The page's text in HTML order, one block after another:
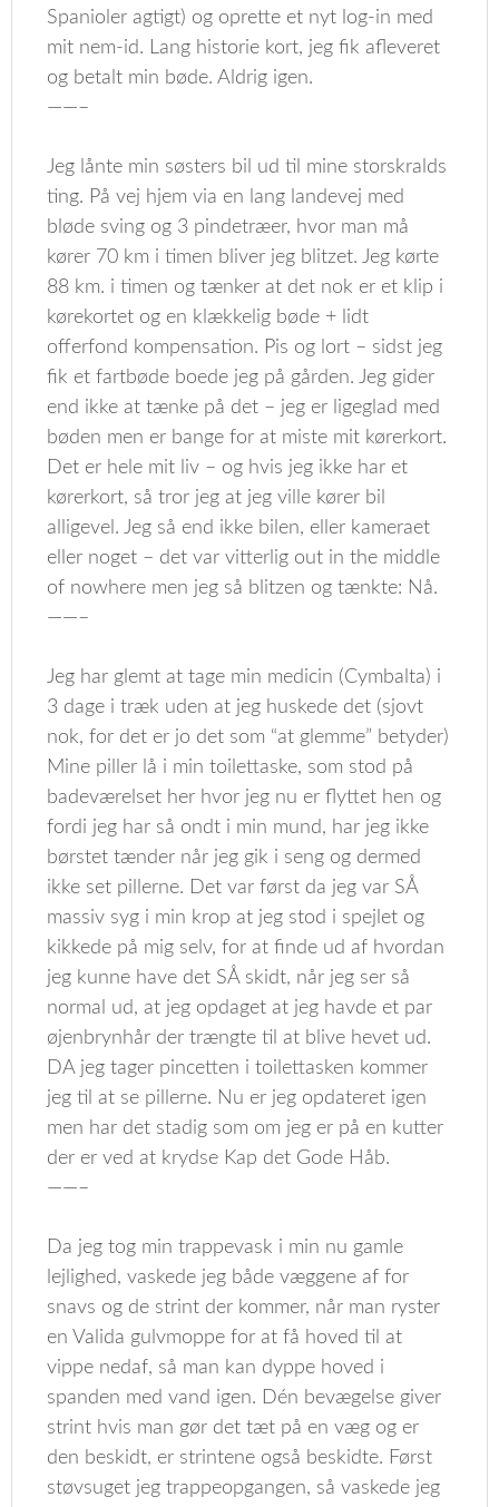
Spanioler agtigt) og oprette et nyt log-in med
mit nem-id. Lang historie kort, jeg fik afleveret
og betalt min bøde. Aldrig igen.
——–
Jeg lånte min søsters bil ud til mine storskralds
ting. På vej hjem via en lang landevej med
bløde sving og 3 pindetræer, hvor man må
kører 70 km i timen bliver jeg blitzet. Jeg kørte
88 km. i timen og tænker at det nok er et klip i
kørekortet og en klækkelig bøde + lidt
offerfond kompensation. Pis og lort – sidst jeg
fik et fartbøde boede jeg på gården. Jeg gider
end ikke at tænke på det – jeg er ligeglad med
bøden men er bange for at miste mit kørerkort.
Det er hele mit liv – og hvis jeg ikke har et
kørerkort, så tror jeg at jeg ville kører bil
alligevel. Jeg så end ikke bilen, eller kameraet
eller noget – det var vitterlig out in the middle
of nowhere men jeg så blitzen og tænkte: Nå.
——–
Jeg har glemt at tage min medicin (Cymbalta) i
3 dage i træk uden at jeg huskede det (sjovt
nok, for det er jo det som “at glemme” betyder)
Mine piller lå i min toilettaske, som stod på
badeværelset her hvor jeg nu er flyttet hen og
fordi jeg har så ondt i min mund, har jeg ikke
børstet tænder når jeg gik i seng og dermed
ikke set pillerne. Det var først da jeg var SÅ
massiv syg i min krop at jeg stod i spejlet og
kikkede på mig selv, for at finde ud af hvordan
jeg kunne have det SÅ skidt, når jeg ser så
normal ud, at jeg opdaget at jeg havde et par
øjenbrynhår der trængte til at blive hevet ud.
DA jeg tager pincetten i toilettasken kommer
jeg til at se pillerne. Nu er jeg opdateret igen
men har det stadig som om jeg er på en kutter
der er ved at krydse Kap det Gode Håb.
——–
Da jeg tog min trappevask i min nu gamle
lejlighed, vaskede jeg både væggene af for
snavs og de strint der kommer, når man ryster
en Valida gulvmoppe for at få hoved til at
vippe nedaf, så man kan dyppe hoved i
spanden med vand igen. Dén bevægelse giver
strint hvis man gør det tæt på en væg og er
den beskidt, er strintene også beskidte. Først
støvsuget jeg trappeopgangen, så vaskede jeg